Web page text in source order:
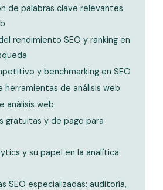
de palabras clave relevantes
rendimiento SEO y ranking en
y benchmarking en SEO
herramientas de análisis web
análisis web
gratuitas y de pago para
y su papel en la analítica
SEO especializadas: auditoría,